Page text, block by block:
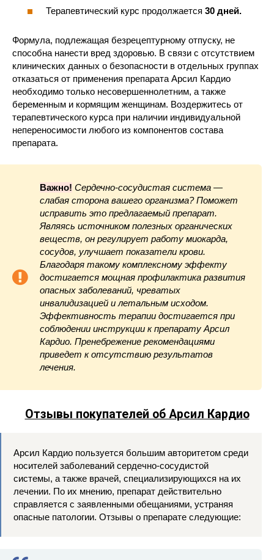
Терапевтический курс продолжается 30 дней.
Формула, подлежащая безрецептурному отпуску, не
способна нанести вред здоровью. В связи с отсутствием
клинических данных о безопасности в отдельных группах
отказаться от применения препарата Арсил Кардио
необходимо только несовершеннолетним, а также
беременным и кормящим женщинам. Воздержитесь от
терапевтического курса при наличии индивидуальной
непереносимости любого из компонентов состава
препарата.
Важно! Сердечно-сосудистая система —
слабая сторона вашего организма? Поможет
исправить это предлагаемый препарат.
Являясь источником полезных органических
веществ, он регулирует работу миокарда,
сосудов, улучшает показатели крови.
Благодаря такому комплексному эффекту
достигается мощная профилактика развития
опасных заболеваний, чреватых
инвалидизацией и летальным исходом.
Эффективность терапии достигается при
соблюдении инструкции к препарату Арсил
Кардио. Пренебрежение рекомендациями
приведет к отсутствию результатов
лечения.
Отзывы покупателей об Арсил Кардио
Арсил Кардио пользуется большим авторитетом среди
носителей заболеваний сердечно-сосудистой
системы, а также врачей, специализирующихся на их
лечении. По их мнению, препарат действительно
справляется с заявленными обещаниями, устраняя
опасные патологии. Отзывы о препарате следующие: